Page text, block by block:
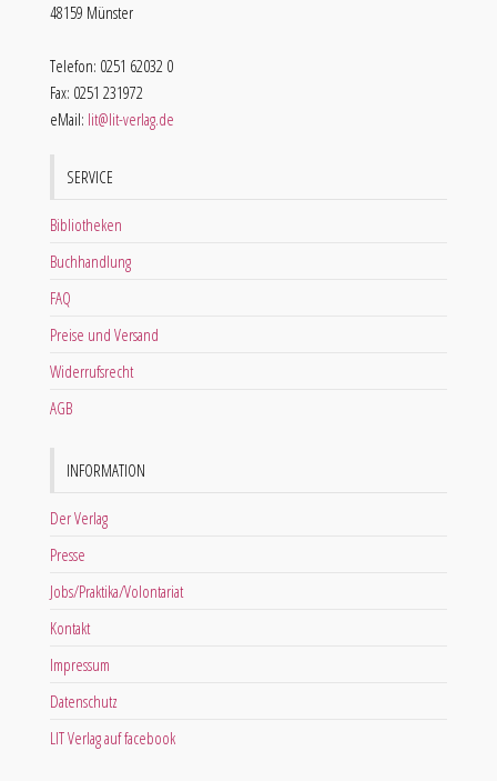
48159 Münster
Telefon: 0251 62032 0
Fax: 0251 231972
eMail: lit@lit-verlag.de
SERVICE
Bibliotheken
Buchhandlung
FAQ
Preise und Versand
Widerrufsrecht
AGB
INFORMATION
Der Verlag
Presse
Jobs/Praktika/Volontariat
Kontakt
Impressum
Datenschutz
LIT Verlag auf facebook